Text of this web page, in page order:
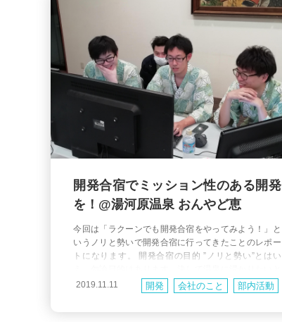
開発合宿でミッション性のある開発
を！@湯河原温泉 おんやど恵
今回は「ラクーンでも開発合宿をやってみよう！」と
いうノリと勢いで開発合宿に行ってきたことのレポー
トになります。 開発合宿の目的 ”ノリと勢い”とはい
か、美味しいものが食べたいとか、たまには旅行した
いよねとかそんなことだけ思ってるわけではありませ
2019.11.11 開発 会社のこと 部内活動